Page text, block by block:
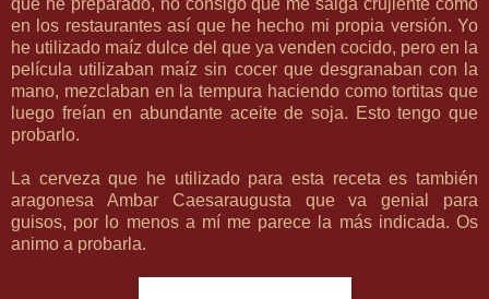
en los restaurantes así que he hecho mi propia versión. Yo
he utilizado maíz dulce del que ya venden cocido, pero en la
película utilizaban maíz sin cocer que desgranaban con la
mano, mezclaban en la tempura haciendo como tortitas que
luego freían en abundante aceite de soja. Esto tengo que
probarlo.
La cerveza que he utilizado para esta receta es también
aragonesa Ambar Caesaraugusta que va genial para
guisos, por lo menos a mí me parece la más indicada. Os
animo a probarla.